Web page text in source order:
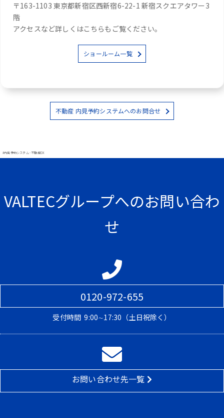
〒163-1103 東京都新宿区西新宿6-22-1 新宿スクエアタワー3
階
アクセスなど詳しくはこちらもご覧ください。
ショールーム一覧
不動産 内見予約システムへのお問合せ
#内見予約システム - 不動産DX
VALTECグループへのお問い合わ
せ
0120-972-655
受付時間 9:00∼17:30（土日祝除く）
お問い合わせ先一覧